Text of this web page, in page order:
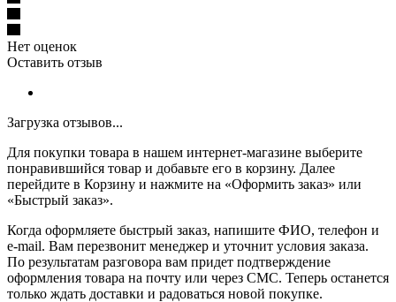
Нет оценок
Оставить отзыв
Загрузка отзывов...
Для покупки товара в нашем интернет-магазине выберите
понравившийся товар и добавьте его в корзину. Далее
перейдите в Корзину и нажмите на «Оформить заказ» или
«Быстрый заказ».
Когда оформляете быстрый заказ, напишите ФИО, телефон и
e-mail. Вам перезвонит менеджер и уточнит условия заказа.
По результатам разговора вам придет подтверждение
оформления товара на почту или через СМС. Теперь останется
только ждать доставки и радоваться новой покупке.